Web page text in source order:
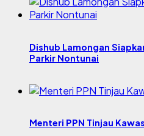
Dishub Lamongan
Parkir Nontunai
Menteri PPN Tinjau